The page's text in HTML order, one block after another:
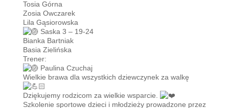
Tosia Górna
Zosia Owczarek
Lila Gąsiorowska
Saska 3 – 19-24
Bianka Bartniak
Basia Zielińska
Trener:
Paulina Czuchaj
Wielkie brawa dla wszystkich dziewczynek za walkę
Dziękujemy rodzicom za wielkie wsparcie.
Szkolenie sportowe dzieci i młodzieży prowadzone przez